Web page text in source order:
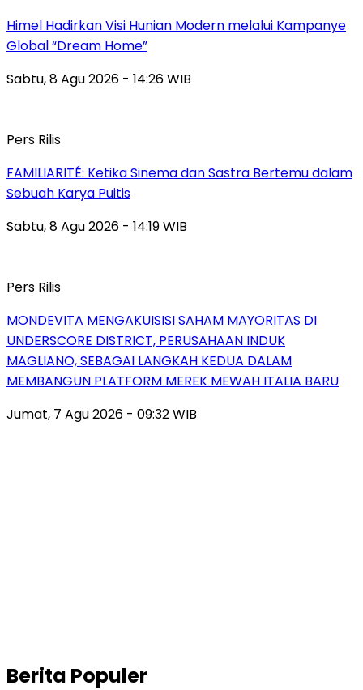
Himel Hadirkan Visi Hunian Modern melalui Kampanye
Global “Dream Home”
Sabtu, 8 Agu 2026 - 14:26 WIB
Pers Rilis
FAMILIARITÉ: Ketika Sinema dan Sastra Bertemu dalam
Sebuah Karya Puitis
Sabtu, 8 Agu 2026 - 14:19 WIB
Pers Rilis
MONDEVITA MENGAKUISISI SAHAM MAYORITAS DI
UNDERSCORE DISTRICT, PERUSAHAAN INDUK
MAGLIANO, SEBAGAI LANGKAH KEDUA DALAM
MEMBANGUN PLATFORM MEREK MEWAH ITALIA BARU
Jumat, 7 Agu 2026 - 09:32 WIB
Berita Populer